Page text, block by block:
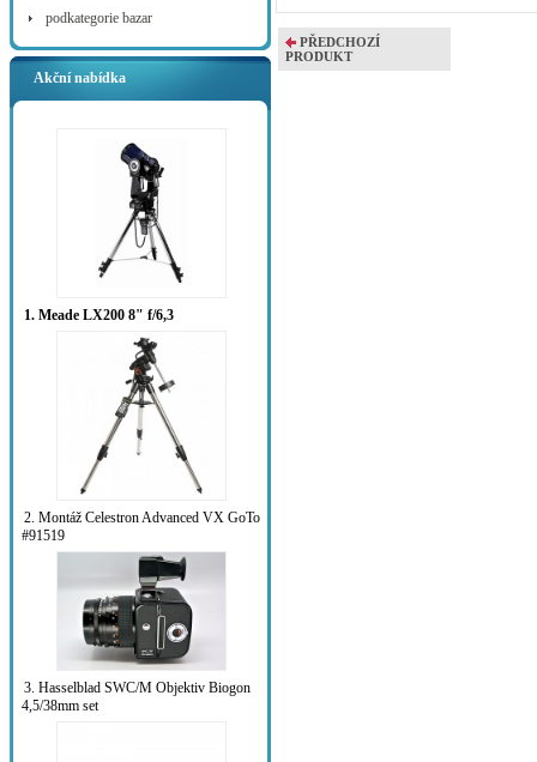
podkategorie bazar
Akční nabídka
1. Meade LX200 8" f/6,3
2. Montáž Celestron Advanced VX GoTo
#91519
3. Hasselblad SWC/M Objektiv Biogon
4,5/38mm set
PŘEDCHOZÍ
PRODUKT